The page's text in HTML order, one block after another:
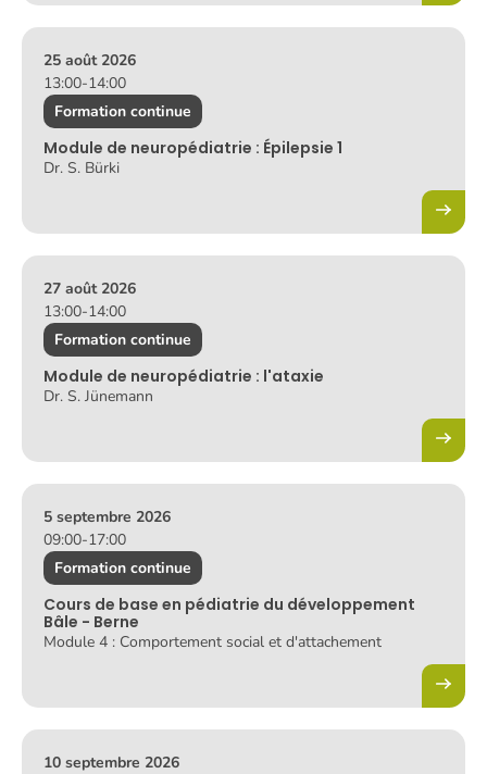
25 août 2026
13:00-14:00
Formation continue
Module de neuropédiatrie : Épilepsie 1
Dr. S. Bürki
27 août 2026
13:00-14:00
Formation continue
Module de neuropédiatrie : l'ataxie
Dr. S. Jünemann
5 septembre 2026
09:00-17:00
Formation continue
Cours de base en pédiatrie du développement
Bâle - Berne
Module 4 : Comportement social et d'attachement
10 septembre 2026